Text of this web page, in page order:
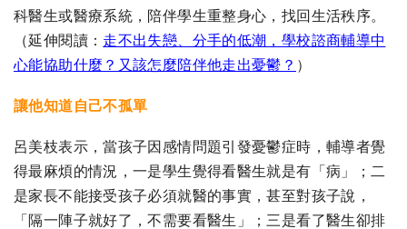
科醫生或醫療系統，陪伴學生重整身心，找回生活秩序。
（延伸閱讀： 走不出失戀、分手的低潮，學校諮商輔導中
心能協助什麼？又該怎麼陪伴他走出憂鬱？ ）
讓他知道自己不孤單
呂美枝表示，當孩子因感情問題引發憂鬱症時，輔導者覺
得最麻煩的情況，一是學生覺得看醫生就是有「病」；二
是家長不能接受孩子必須就醫的事實，甚至對孩子說，
「隔一陣子就好了，不需要看醫生」；三是看了醫生卻排